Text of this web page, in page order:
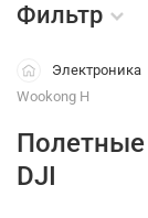
Фильтр
Электроника
Wookong H
Полетные
DJI